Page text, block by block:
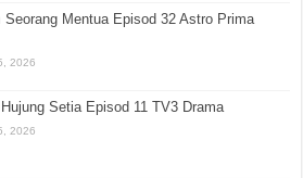
Seorang Mentua Episod 32 Astro Prima
2026
Hujung Setia Episod 11 TV3 Drama
2026